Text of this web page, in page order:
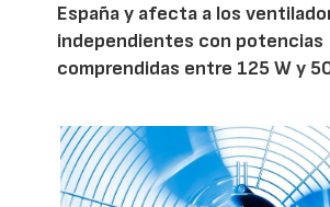
España y afecta a los
independientes con potencias
comprendidas entre 125 W y